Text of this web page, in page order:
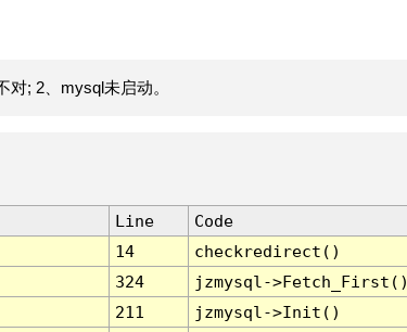
; 2、mysql未启动。
Line
Code
14
checkredirect()
324
jzmysql-
211
jzmysql->Init()